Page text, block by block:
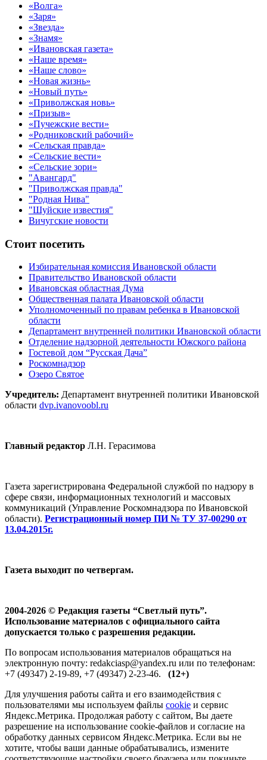
«Волга»
«Заря»
«Звезда»
«Знамя»
«Ивановская газета»
«Наше время»
«Наше слово»
«Новая жизнь»
«Новый путь»
«Приволжская новь»
«Призыв»
«Пучежские вести»
«Родниковский рабочий»
«Сельская правда»
«Сельские вести»
«Сельские зори»
"Авангард"
"Приволжская правда"
"Родная Нива"
"Шуйские известия"
Вичугские новости
Стоит посетить
Избирательная комиссия Ивановской области
Правительство Ивановской области
Ивановская областная Дума
Общественная палата Ивановской области
Уполномоченный по правам ребенка в Ивановской
области
Департамент внутренней политики Ивановской области
Отделение надзорной деятельности Южского района
Гостевой дом “Русская Дача”
Роскомнадзор
Озеро Святое
Учредитель: Департамент внутренней политики Ивановской
области dvp.ivanovoobl.ru
Главный редактор Л.Н. Герасимова
Газета зарегистрирована Федеральной службой по надзору в
сфере связи, информационных технологий и массовых
коммуникаций (Управление Роскомнадзора по Ивановской
области). Регистрационный номер ПИ № ТУ 37-00290 от
13.04.2015г.
Газета выходит по четвергам.
2004-2026 © Редакция газеты “Светлый путь”.
Использование материалов с официального сайта
допускается только с разрешения редакции.
По вопросам использования материалов обращаться на
электронную почту: redakciasp@yandex.ru или по телефонам:
+7 (49347) 2-19-89, +7 (49347) 2-23-46. (12+)
Для улучшения работы сайта и его взаимодействия с
пользователями мы используем файлы cookie и сервис
Яндекс.Метрика. Продолжая работу с сайтом, Вы даете
разрешение на использование cookie-файлов и согласие на
обработку данных сервисом Яндекс.Метрика. Если вы не
хотите, чтобы ваши данные обрабатывались, измените